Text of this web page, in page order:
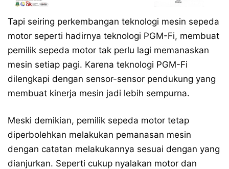
Tapi seiring perkembangan teknologi mesin sepeda
motor seperti hadirnya teknologi PGM-Fi, membuat
pemilik sepeda motor tak perlu lagi memanaskan
mesin setiap pagi. Karena teknologi PGM-Fi
dilengkapi dengan sensor-sensor pendukung yang
membuat kinerja mesin jadi lebih sempurna.
Meski demikian, pemilik sepeda motor tetap
diperbolehkan melakukan pemanasan mesin
dengan catatan melakukannya sesuai dengan yang
dianjurkan. Seperti cukup nyalakan motor dan